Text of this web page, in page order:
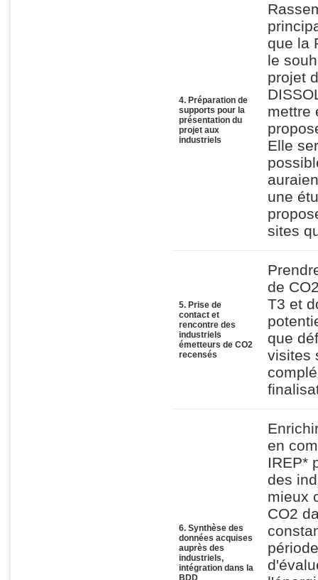
4. Préparation de
supports pour la
présentation du
projet aux
industriels
que la
le
projet
mettre
Elle
une
sites
5. Prise de
contact et
rencontre des
industriels
émetteurs de CO2
recensés
de
T3 et
que
visites
6. Synthèse des
données acquises
auprès des
industriels,
intégration dans la
en
IREP*
des
mieux
CO2